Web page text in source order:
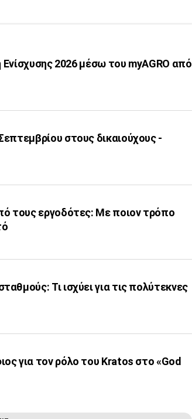
Ενίσχυσης 2026 μέσω του myAGRO από
στους δικαιούχους -
τους εργοδότες: Με ποιον τρόπο
Τι ισχύει για τις πολύτεκνες
για τον ρόλο του Kratos στο «God